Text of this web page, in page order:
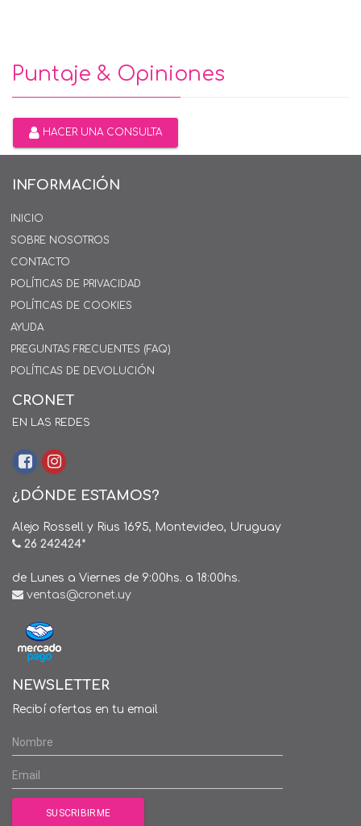
Puntaje & Opiniones
HACER UNA CONSULTA
INFORMACIÓN
INICIO
SOBRE NOSOTROS
CONTACTO
POLÍTICAS DE PRIVACIDAD
POLÍTICAS DE COOKIES
AYUDA
PREGUNTAS FRECUENTES (FAQ)
POLÍTICAS DE DEVOLUCIÓN
CRONET
EN LAS REDES
¿DÓNDE ESTAMOS?
Alejo Rossell y Rius 1695, Montevideo, Uruguay
26 242424*
de Lunes a Viernes de 9:00hs. a 18:00hs.
ventas@cronet.uy
NEWSLETTER
Recibí ofertas en tu email